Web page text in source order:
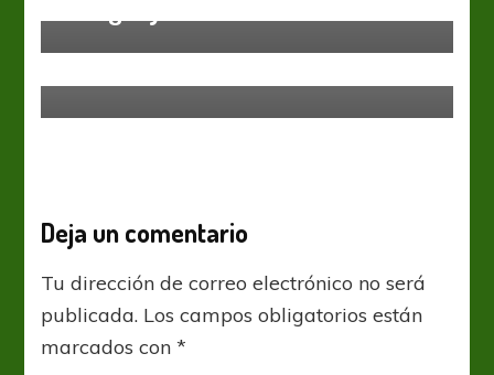
Deja un comentario
Tu dirección de correo electrónico no será
publicada. Los campos obligatorios están
marcados con*